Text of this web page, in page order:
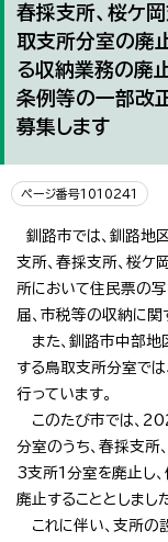
春採支所、桜ケ
取支所分室の廃
る収納業務の廃
条例等の一部改
募集します
ページ番号1010241
釧路市では、釧路地
支所、春採支所、桜ケ
所において住民票の
届、市税等の収納に関
また、釧路市中部地
する鳥取支所分室で
行っています。
このたび市では、
分室のうち、春採支所
3支所1分室を廃止し
廃止することとしました
これに伴い、支所の